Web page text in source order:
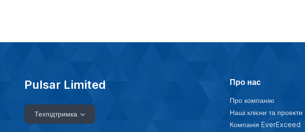
Pulsar Limited
Техпідтримка
Про нас
Про компанію
Наші клієни та проекти
Компанія EverExceed